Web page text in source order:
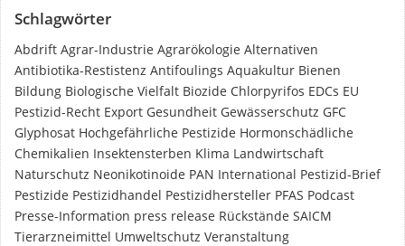
Schlagwörter
Abdrift Agrar-Industrie Agrarökologie Alternativen
Antibiotika-Restistenz Antifoulings Aquakultur Bienen
Bildung Biologische Vielfalt Biozide Chlorpyrifos EDCs EU
Pestizid-Recht Export Gesundheit Gewässerschutz GFC
Glyphosat Hochgefährliche Pestizide Hormonschädliche
Chemikalien Insektensterben Klima Landwirtschaft
Naturschutz Neonikotinoide PAN International Pestizid-Brief
Pestizide Pestizidhandel Pestizidhersteller PFAS Podcast
Presse-Information press release Rückstände SAICM
Tierarzneimittel Umweltschutz Veranstaltung